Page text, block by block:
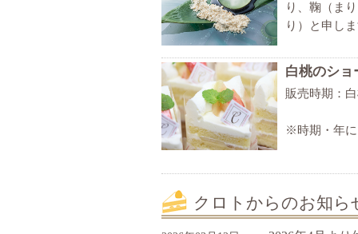
り、鞠（ま
り）と申し
白桃のショ
販売時期：
※ 時期・年
クロトからのお知ら